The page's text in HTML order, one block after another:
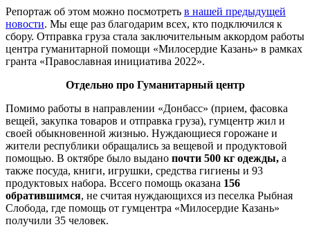
Репортаж об этом можно посмотреть в нашей предыдущей
новости. Мы еще раз благодарим всех, кто подключился к
сбору. Отправка груза стала заключительным аккордом работы
центра гуманитарной помощи «Милосердие Казань» в рамках
гранта «Православная инициатива 2022».
Отдельно про Гуманитарный центр
Помимо работы в направлении «Донбасс» (прием, фасовка
вещей, закупка товаров и отправка груза), гумцентр жил и
своей обыкновенной жизнью. Нуждающиеся горожане и
жители республики обращались за вещевой и продуктовой
помощью. В октябре было выдано почти 500 кг одежды, а
также посуда, книги, игрушки, средства гигиены и 93
продуктовых набора. Вссего помощь оказана 156
обратившимся, не считая нуждающихся из песелка Рыбная
Слобода, где помощь от гумцентра «Милосердие Казань»
получили 35 человек.